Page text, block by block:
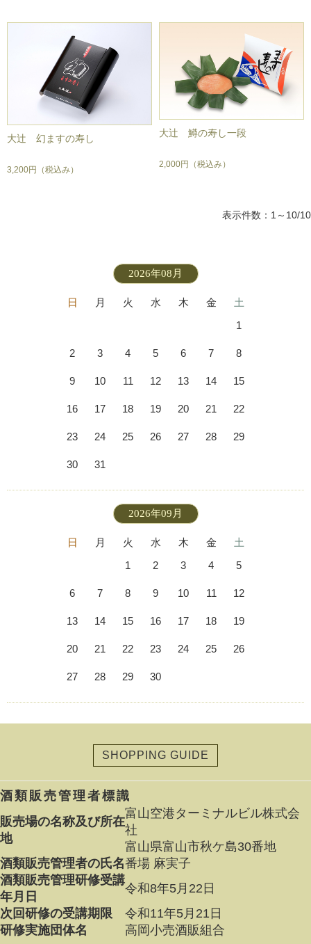
大辻 幻ますの寿し
3,200円 （税込み）
大辻 鱒の寿し一段
2,000円 （税込み）
表示件数：1～10/10
2026年08月
日 月 火 水 木 金
土
1
2 3 4 5 6 7 8
9 10 11 12 13 14 15
16 17 18 19 20 21 22
23 24 25 26 27 28 29
30 31
2026年09月
日 月 火 水 木 金
土
1
2 3 4 5
6 7 8 9 10 11 12
13 14 15 16 17 18 19
20 21 22 23 24 25 26
27 28 29 30
SHOPPING GUIDE
酒類販売管理者標識
販売場の名称及び所在
地
富山空港ターミナルビル株式会
社
富山県富山市秋ケ島30番地
酒類販売管理者の氏名番場 麻実子
酒類販売管理研修受講
年月日
令和8年5月22日
次回研修の受講期限
令和11年5月21日
研修実施団体名
高岡小売酒販組合